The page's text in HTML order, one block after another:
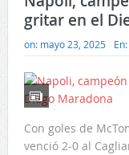
gritar en el
on: mayo 23, 2025 En:
Con goles de
venció 2-0 al